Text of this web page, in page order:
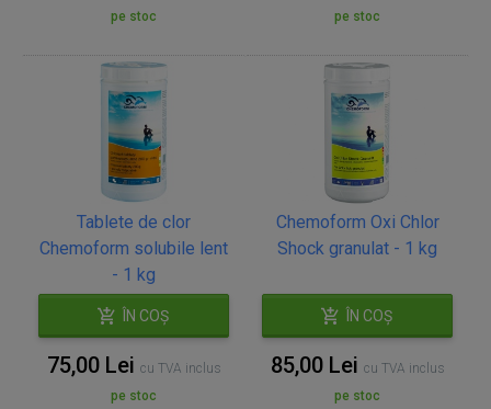
pe stoc
pe stoc
Tablete de clor
Chemoform solubile lent
- 1 kg
ÎN COȘ
75,00 Lei cu TVA inclus
pe stoc
Chemoform Oxi Chlor
Shock granulat - 1 kg
ÎN COȘ
85,00 Lei cu TVA inclus
pe stoc